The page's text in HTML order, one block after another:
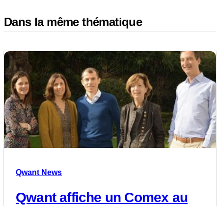
Dans la même thématique
Qwant News
Qwant affiche un Comex au